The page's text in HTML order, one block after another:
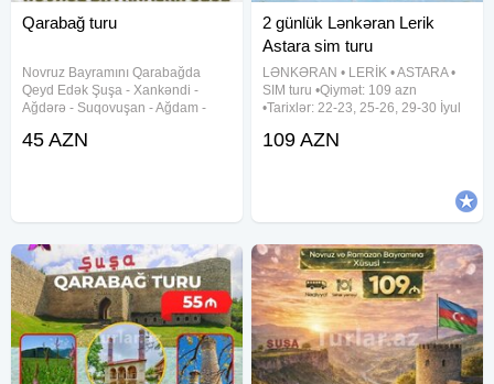
Qarabağ turu
Novruz Bayramını Qarabağda
Qeyd Edək Şuşa - Xankəndi -
Ağdərə - Suqovuşan - Ağdam -
21 və 23-24 Mart — Qiymət: 1
45 AZN
2 günlük Lənkəran Lerik
Astara sim turu
LƏNKƏRAN • LERİK • ASTARA •
SIM turu •Qiymət: 109 azn
•Tarixlər: 22-23, 25-26, 29-30 İyul
15-16, 19-20, 22-23, 26-27, 29-30
109 AZN